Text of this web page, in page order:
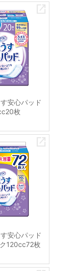
安心パッド
枚
安心パッド
120cc72枚